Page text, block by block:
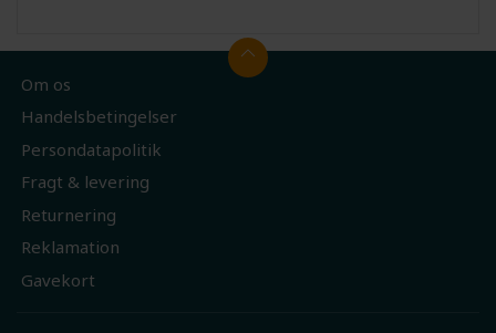
Om os
Handelsbetingelser
Persondatapolitik
Fragt & levering
Returnering
Reklamation
Gavekort